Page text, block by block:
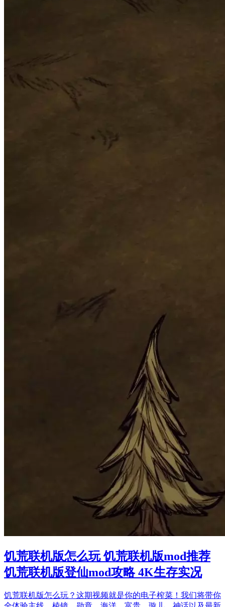
饥荒联机版怎么玩 饥荒联机版mod推荐
饥荒联机版登仙mod攻略 4K生存实况
饥荒联机版怎么玩？这期视频就是你的电子榨菜！我们将带你